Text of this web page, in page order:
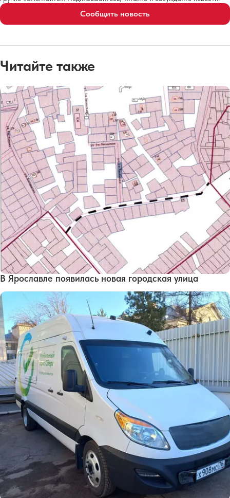
Сообщить новость
Читайте также
В Ярославле появилась новая городская улица